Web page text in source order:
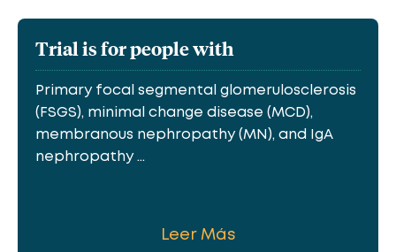
Trial is for people with
Primary focal segmental glomerulosclerosis
(FSGS), minimal change disease (MCD),
membranous nephropathy (MN), and IgA
nephropathy ...
Leer Más